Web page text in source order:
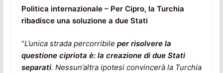
Politica internazionale – Per Cipro, la Turchia
ribadisce una soluzione a due Stati
“L’unica strada percorribile per risolvere la
questione cipriota è: la creazione di due Stati
separati. Nessun’altra ipotesi convincerà la Turchia